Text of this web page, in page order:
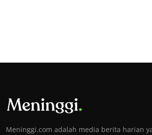
Meninggi.com adalah media berita harian